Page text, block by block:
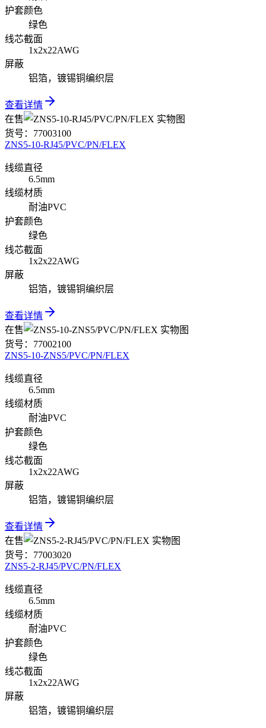
护套颜色
绿色
线芯截面
1x2x22AWG
屏蔽
铝箔，镀锡铜编织层
查看详情
在售
货号： 77003100
ZNS5-10-RJ45/PVC/PN/FLEX
线缆直径
6.5mm
线缆材质
耐油PVC
护套颜色
绿色
线芯截面
1x2x22AWG
屏蔽
铝箔，镀锡铜编织层
查看详情
在售
货号： 77002100
ZNS5-10-ZNS5/PVC/PN/FLEX
线缆直径
6.5mm
线缆材质
耐油PVC
护套颜色
绿色
线芯截面
1x2x22AWG
屏蔽
铝箔，镀锡铜编织层
查看详情
在售
货号： 77003020
ZNS5-2-RJ45/PVC/PN/FLEX
线缆直径
6.5mm
线缆材质
耐油PVC
护套颜色
绿色
线芯截面
1x2x22AWG
屏蔽
铝箔，镀锡铜编织层